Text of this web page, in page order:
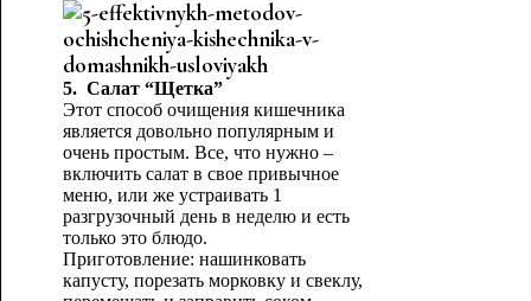
5. Салат “Щетка”
Этот способ очищения кишечника
является довольно популярным и
очень простым. Все, что нужно –
включить салат в свое привычное
меню, или же устраивать 1
разгрузочный день в неделю и есть
только это блюдо.
Приготовление: нашинковать
капусту, порезать морковку и свеклу,